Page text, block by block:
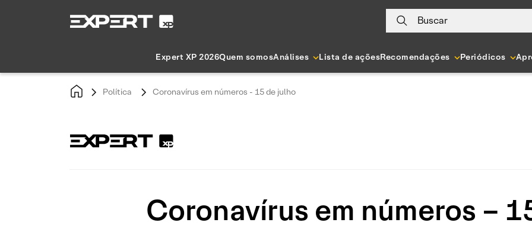
Buscar
Expert XP 2026Quem somosAnálises Lista de açõesRecomendações Periódicos
Política Coronavírus em números - 15 de julho
Coronavírus em números –